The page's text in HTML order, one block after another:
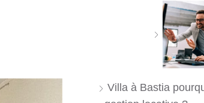
Villa à Bastia